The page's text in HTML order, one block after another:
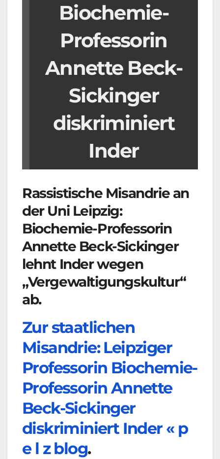
Biochemie-
Professorin
Annette Beck-
Sickinger
diskriminiert
Inder
Rassistische Misandrie an
der Uni Leipzig:
Biochemie-Professorin
Annette Beck-Sickinger
lehnt Inder wegen
„Vergewaltigungskultur“
ab.
Zur staatlichen
Misandrie: Leipziger
Professorin Biochemie-
Professorin Annette
Beck-Sickinger
diskriminiert Inder « p
e l z blog.